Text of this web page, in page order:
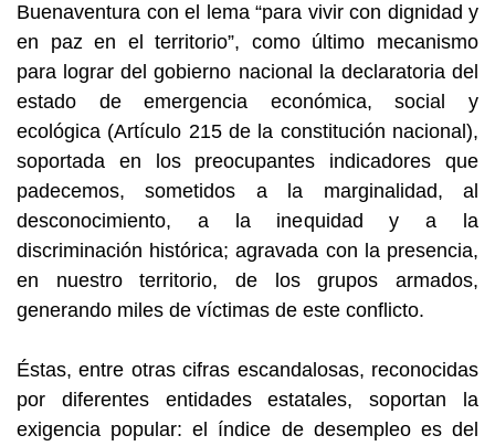
Buenaventura con el lema “para vivir con dignidad y
en paz en el territorio”, como último mecanismo
para lograr del gobierno nacional la declaratoria del
estado de emergencia económica, social y
ecológica (Artículo 215 de la constitución nacional),
soportada en los preocupantes indicadores que
padecemos, sometidos a la marginalidad, al
desconocimiento, a la inequidad y a la
discriminación histórica; agravada con la presencia,
en nuestro territorio, de los grupos armados,
generando miles de víctimas de este conflicto.
Éstas, entre otras cifras escandalosas, reconocidas
por diferentes entidades estatales, soportan la
exigencia popular: el índice de desempleo es del